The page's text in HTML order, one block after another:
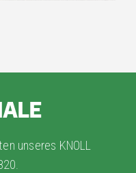
unseres KNOLL